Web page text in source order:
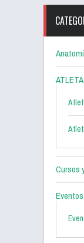
Cursos
Eventos